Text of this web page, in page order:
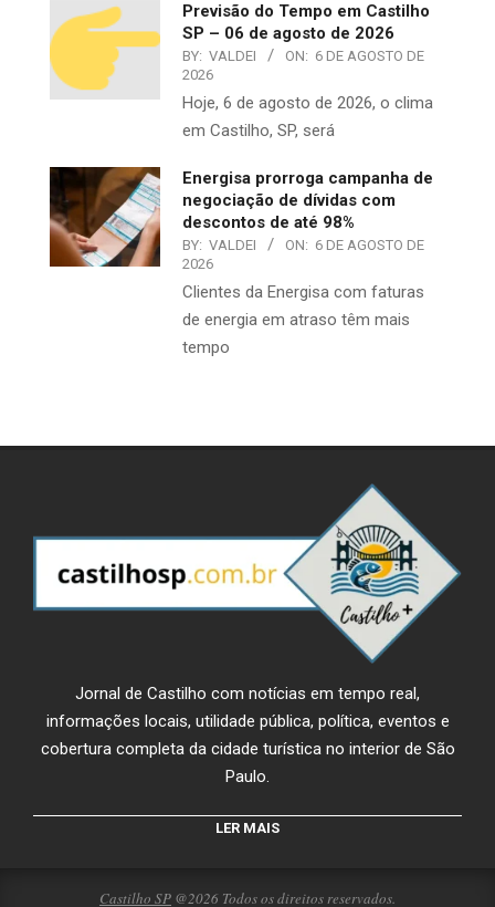
Previsão do Tempo em Castilho
SP – 06 de agosto de 2026
BY: VALDEI ON: 6 DE AGOSTO DE
2026
Hoje, 6 de agosto de 2026, o clima
em Castilho, SP, será
Energisa prorroga campanha de
negociação de dívidas com
descontos de até 98%
BY: VALDEI ON: 6 DE AGOSTO DE
2026
​Clientes da Energisa com faturas
de energia em atraso têm mais
tempo
Jornal de Castilho com notícias em tempo real,
informações locais, utilidade pública, política, eventos e
cobertura completa da cidade turística no interior de São
Paulo.
LER MAIS
Castilho SP @2026 Todos os direitos reservados.